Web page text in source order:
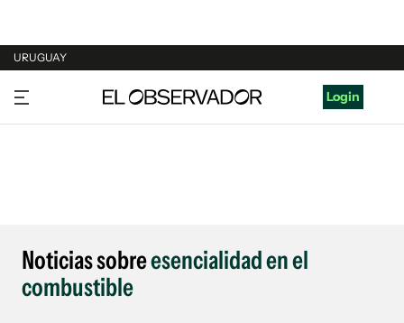
URUGUAY
URUGUAY
ARGENTINA
Login
Noticias sobreesencialidad en el
combustible